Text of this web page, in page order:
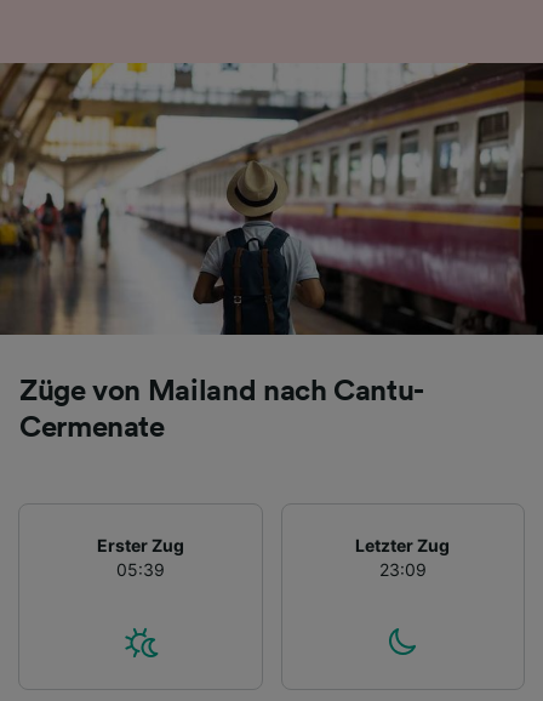
Züge von Mailand nach Cantu-
Cermenate
Erster Zug
05:39
Letzter Zug
23:09
Endgeräteeigenschaften zur Identifikation
aktiv abfragen. Speichern von oder Zugriff auf
Informationen auf einem Endgerät.
Personalisierte Werbung und Inhalte, Messung
von Werbeleistung und der Performance von
Inhalten, Zielgruppenforschung sowie
Entwicklung und Verbesserung von
Angeboten.
Liste der Partner (Lieferanten)